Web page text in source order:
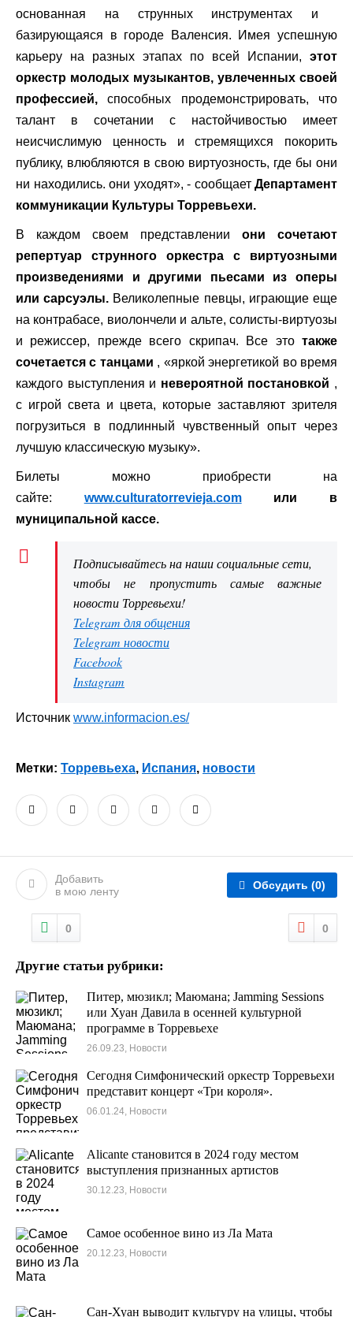
основанная на струнных инструментах и ​​
базирующаяся в городе Валенсия. Имея успешную
карьеру на разных этапах по всей Испании, этот
оркестр молодых музыкантов, увлеченных своей
профессией, способных продемонстрировать, что
талант в сочетании с настойчивостью имеет
неисчислимую ценность и стремящихся покорить
публику, влюбляются в свою виртуозность, где бы они
ни находились. они уходят», - сообщает Департамент
коммуникации Культуры Торревьехи.
В каждом своем представлении они сочетают
репертуар струнного оркестра с виртуозными
произведениями и другими пьесами из оперы
или сарсуэлы. Великолепные певцы, играющие еще
на контрабасе, виолончели и альте, солисты-виртуозы
и режиссер, прежде всего скрипач. Все это также
сочетается с танцами , «яркой энергетикой во время
каждого выступления и невероятной постановкой ,
с игрой света и цвета, которые заставляют зрителя
погрузиться в подлинный чувственный опыт через
лучшую классическую музыку».
Билеты можно приобрести на
сайте: www.culturatorrevieja.comили в
муниципальной кассе.
Подписывайтесь на наши социальные сети,
чтобы не пропустить самые важные
новости Торревьехи!
Telegram для общения
Telegram новости
Facebook
Instagram
Источник www.informacion.es/
Метки: Торревьеха, Испания, новости
Добавить
в мою ленту
Обсудить (0)
0 0
Другие статьи рубрики:
Питер, мюзикл; Маюмана; Jamming Sessions
или Хуан Давила в осенней культурной
программе в Торревьехе
26.09.23, Новости
Сегодня Симфонический оркестр Торревьехи
представит концерт «Три короля».
06.01.24, Новости
Alicante становится в 2024 году местом
выступления признанных артистов
30.12.23, Новости
Самое особенное вино из Ла Мата
20.12.23, Новости
Сан-Хуан выводит культуру на улицы, чтобы